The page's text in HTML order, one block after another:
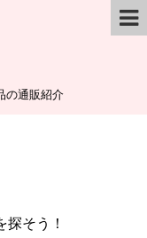
の通販紹介
そう！